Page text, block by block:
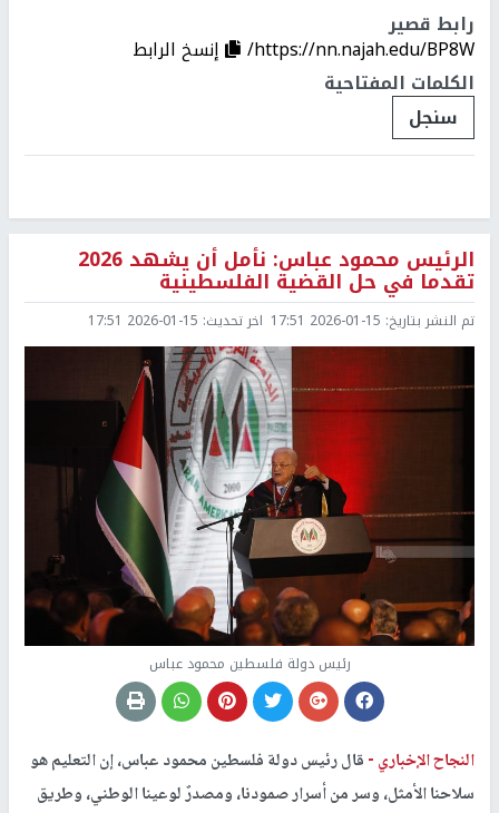
رابط قصير
https://nn.najah.edu/BP8W/
إنسخ الرابط
الكلمات المفتاحية
سنجل
الرئيس محمود عباس: نأمل أن يشهد 2026
تقدما في حل القضية الفلسطينية
تم النشر بتاريخ: 2026-01-15 17:51 اخر تحديث: 2026-01-15 17:51
رئيس دولة فلسطين محمود عباس
النجاح الإخباري -قال رئيس دولة فلسطين محمود عباس، إن التعليم هو
سلاحنا الأمثل، وسر من أسرار صمودنا، ومصدرٌ لوعينا الوطني، وطريق